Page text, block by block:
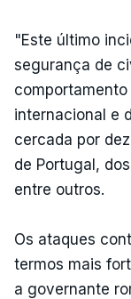
"Este último
segurança de
internacional e
cercada por
de Portugal,
entre outros.
Os ataques
termos mais
a governante